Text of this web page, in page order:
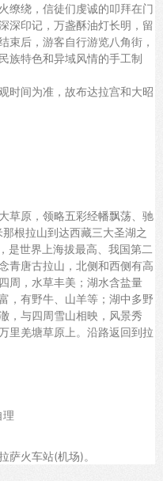
缭绕，信徒们虔诚的叩拜在门
深印记，万盏酥油灯长明，留
束后，游客自行游览八角街，
族特色和异域风情的手工制
时间为准，故布达拉宫和大昭
草原，领略五彩经幡飘荡、驰
根拉山到达西藏三大圣湖之
是世界上海拔最高、我国第二
青唐古拉山，北侧和西侧有高
周，水草丰美；湖水含盐量
，有野牛、山羊等；湖中多野
，与四周雪山相映，风景秀
里羌塘草原上。沿路返回到拉
萨火车站(机场)。